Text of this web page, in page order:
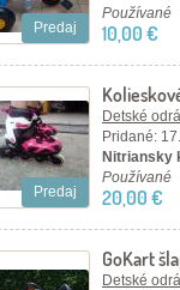
Predaj
Používané
10,00 €
Predaj
Detské
Pridané:
Nitriansky
Používané
20,00 €
GoKart
Detské